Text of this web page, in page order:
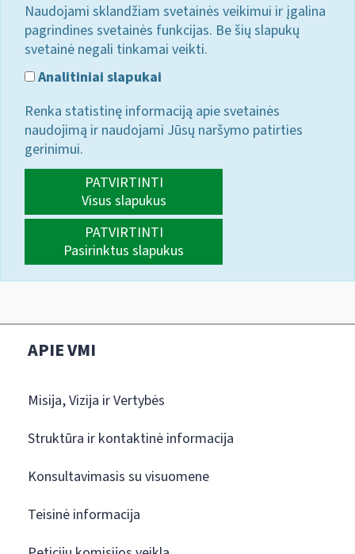
Naudojami sklandžiam svetainės veikimui ir įgalina
pagrindines svetainės funkcijas. Be šių slapukų
svetainė negali tinkamai veikti.
Analitiniai slapukai
Renka statistinę informaciją apie svetainės
naudojimą ir naudojami Jūsų naršymo patirties
gerinimui.
PATVIRTINTI
Visus slapukus
PATVIRTINTI
Pasirinktus slapukus
APIE VMI
Misija, Vizija ir Vertybės
Struktūra ir kontaktinė informacija
Konsultavimasis su visuomene
Teisinė informacija